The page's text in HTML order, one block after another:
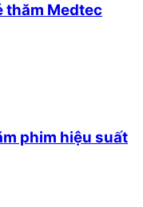
thăm Medtec
phim hiệu suất